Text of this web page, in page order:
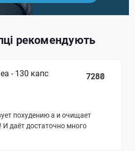
рекомендують
- 130 капс 728₴
похудению а и очищает
даёт достаточно много